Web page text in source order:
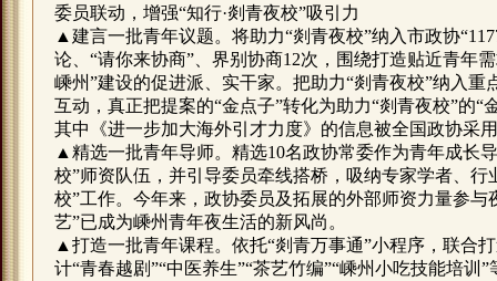
委员联动，增强“知行·剡青夜校”吸引力
▲建言一批青年议题。将助力“剡青夜校”纳入市政协
论、“请你来协商”、界别协商12次，围绕打造贴近青年
嵊州”建设的促进派、实干家。把助力“剡青夜校”纳入
互动，真正把提案的“金点子”转化为助力“剡青夜校”的
其中《进一步加大海外引才力度》的信息被全国政协采
▲精选一批青年导师。精选10名政协常委作为青年成长
校”师资队伍，并引导委员牵线搭桥，吸纳专家学者、
校”工作。今年来，政协委员及拓展的外部师资力量参
艺”已成为嵊州青年夜生活的新风尚。
▲打造一批青年课程。依托“剡青万事通”小程序，联合
计“青春越剧”“中医养生”“茶艺竹编”“嵊州小吃技能培